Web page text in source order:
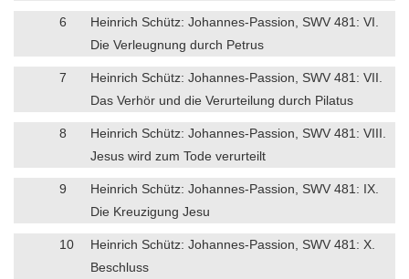
6
Heinrich Schütz: Johannes-Passion, SWV 481: VI.
Die Verleugnung durch Petrus
7
Heinrich Schütz: Johannes-Passion, SWV 481: VII.
Das Verhör und die Verurteilung durch Pilatus
8
Heinrich Schütz: Johannes-Passion, SWV 481: VIII.
Jesus wird zum Tode verurteilt
9
Heinrich Schütz: Johannes-Passion, SWV 481: IX.
Die Kreuzigung Jesu
10
Heinrich Schütz: Johannes-Passion, SWV 481: X.
Beschluss